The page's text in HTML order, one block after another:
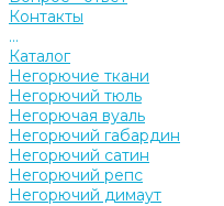
Контакты
...
Каталог
Негорючие ткани
Негорючий тюль
Негорючая вуаль
Негорючий габардин
Негорючий сатин
Негорючий репс
Негорючий димаут